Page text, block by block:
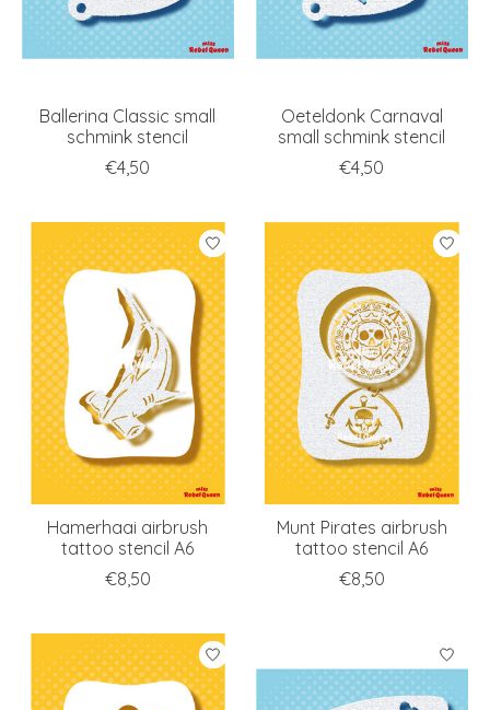
Ballerina Classic small
schmink stencil
€4,50
Oeteldonk Carnaval
small schmink stencil
€4,50
Hamerhaai airbrush
tattoo stencil A6
€8,50
Munt Pirates airbrush
tattoo stencil A6
€8,50